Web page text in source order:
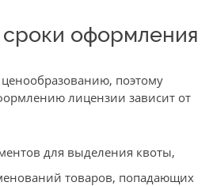
оформления
поэтому
лицензии зависит от
для выделения квоты,
товаров, попадающих